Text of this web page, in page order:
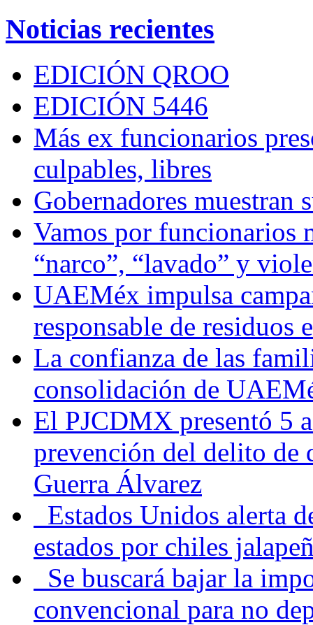
Noticias recientes
EDICIÓN QROO
EDICIÓN 5446
Más ex funcionarios
culpables, libres
Gobernadores muestran
Vamos por funcionarios
“narco”, “lavado” y
UAEMéx impulsa
responsable de residuos
La confianza de las
consolidación de
El PJCDMX presentó 5
prevención del delito de
Guerra Álvarez
Estados Unidos alerta
estados por chiles
Se buscará bajar la
convencional para no